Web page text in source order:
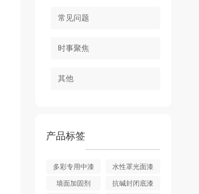
常见问题
时事聚焦
其他
产品标签
多彩专用中漆 水性罩光面漆
墙面加固剂 抗碱封闭底漆